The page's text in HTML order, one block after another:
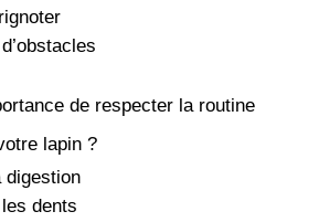
de respecter la routine
lapin ?
digestion
dents